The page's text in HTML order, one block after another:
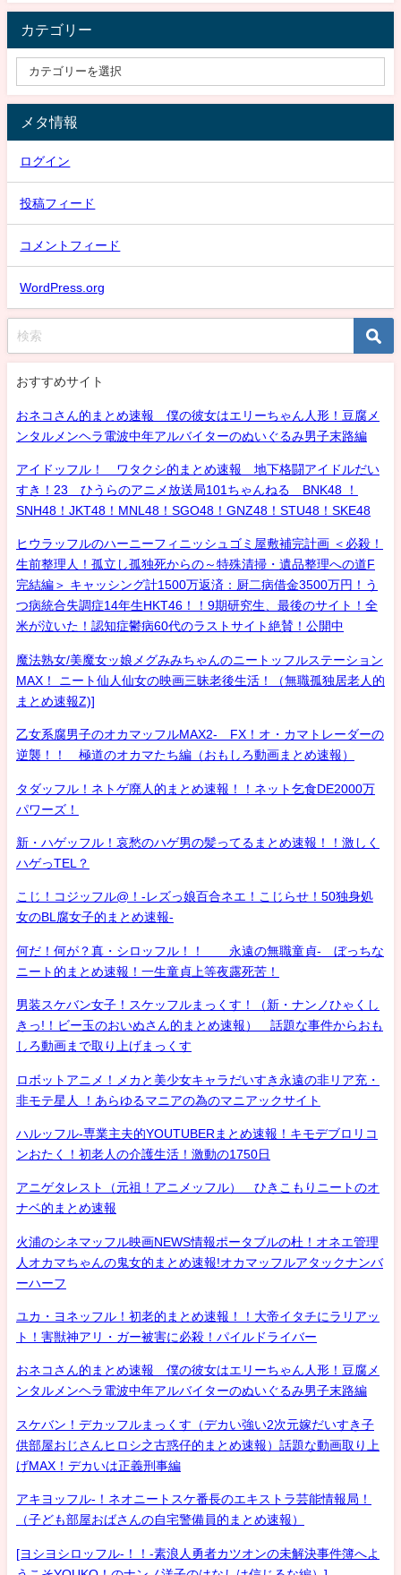
カテゴリー
メタ情報
ログイン
投稿フィード
コメントフィード
WordPress.org
おすすめサイト
おネコさん的まとめ速報 僕の彼女はエリーちゃん人形！豆腐メ
ンタルメンヘラ電波中年アルバイターのぬいぐるみ男子末路編
アイドッフル！ ワタクシ的まとめ速報 地下格闘アイドルだい
すき！23 ひうらのアニメ放送局101ちゃんねる BNK48 ！
SNH48！JKT48！MNL48！SGO48！GNZ48！STU48！SKE48
ヒウラッフルのハーニーフィニッシュゴミ屋敷補完計画 ＜必殺！
生前整理人！孤立し孤独死からの～特殊清掃・遺品整理への道F
完結編＞ キャッシング計1500万返済：厨二病借金3500万円！う
つ病統合失調症14年生HKT46！！9期研究生、最後のサイト！全
米が泣いた！認知症鬱病60代のラストサイト絶賛！公開中
魔法熟女/美魔女ッ娘メグみみちゃんのニートッフルステーション
MAX！ ニート仙人仙女の映画三昧老後生活！（無職孤独居老人的
まとめ速報Z)]
乙女系腐男子のオカマッフルMAX2- FX！オ・カマトレーダーの
逆襲！！ 極道のオカマたち編（おもしろ動画まとめ速報）
タダッフル！ネトゲ廃人的まとめ速報！！ネット乞食DE2000万
パワーズ！
新・ハゲッフル！哀愁のハゲ男の髪ってるまとめ速報！！激しく
ハゲっTEL？
こじ！コジッフル@！-レズっ娘百合ネエ！こじらせ！50独身処
女のBL腐女子的まとめ速報-
何だ！何が？真・シロッフル！！ 永遠の無職童貞- ぼっちな
ニート的まとめ速報！一生童貞上等夜露死苦！
男装スケバン女子！スケッフルまっくす！（新・ナンノひゃくし
きっ!！ビー玉のおいぬさん的まとめ速報） 話題な事件からおも
しろ動画まで取り上げまっくす
ロボットアニメ！メカと美少女キャラだいすき永遠の非リア充・
非モテ星人 ！あらゆるマニアの為のマニアックサイト
ハルッフル-専業主夫的YOUTUBERまとめ速報！キモデブロリコ
ンおたく！初老人の介護生活！激動の1750日
アニゲタレスト（元祖！アニメッフル） ひきこもりニートのオ
ナベ的まとめ速報
火浦のシネマッフル映画NEWS情報ポータブルの杜！オネエ管理
人オカマちゃんの鬼女的まとめ速報!オカマッフルアタックナンバ
ーハーフ
ユカ・ヨネッフル！初老的まとめ速報！！大帝イタチにラリアッ
ト！害獣神アリ・ガー被害に必殺！パイルドライバー
おネコさん的まとめ速報 僕の彼女はエリーちゃん人形！豆腐メ
ンタルメンヘラ電波中年アルバイターのぬいぐるみ男子末路編
スケバン！デカッフルまっくす（デカい強い2次元嫁だいすき子
供部屋おじさんヒロシ之古惑仔的まとめ速報）話題な動画取り上
げMAX！デカいは正義刑事編
アキヨッフル-！ネオニートスケ番長のエキストラ芸能情報局！
（子ども部屋おばさんの自宅警備員的まとめ速報）
[ヨシヨシロッフル-！！-素浪人勇者カツオンの未解決事件簿へよ